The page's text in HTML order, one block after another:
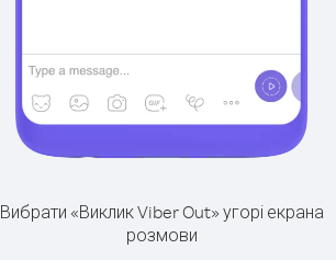
Вибрати «Виклик Viber Out» угорі екрана
розмови